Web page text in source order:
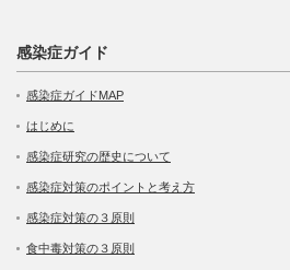
感染症ガイド
感染症ガイドMAP
はじめに
感染症研究の歴史について
感染症対策のポイントと考え方
感染症対策の３原則
食中毒対策の３原則